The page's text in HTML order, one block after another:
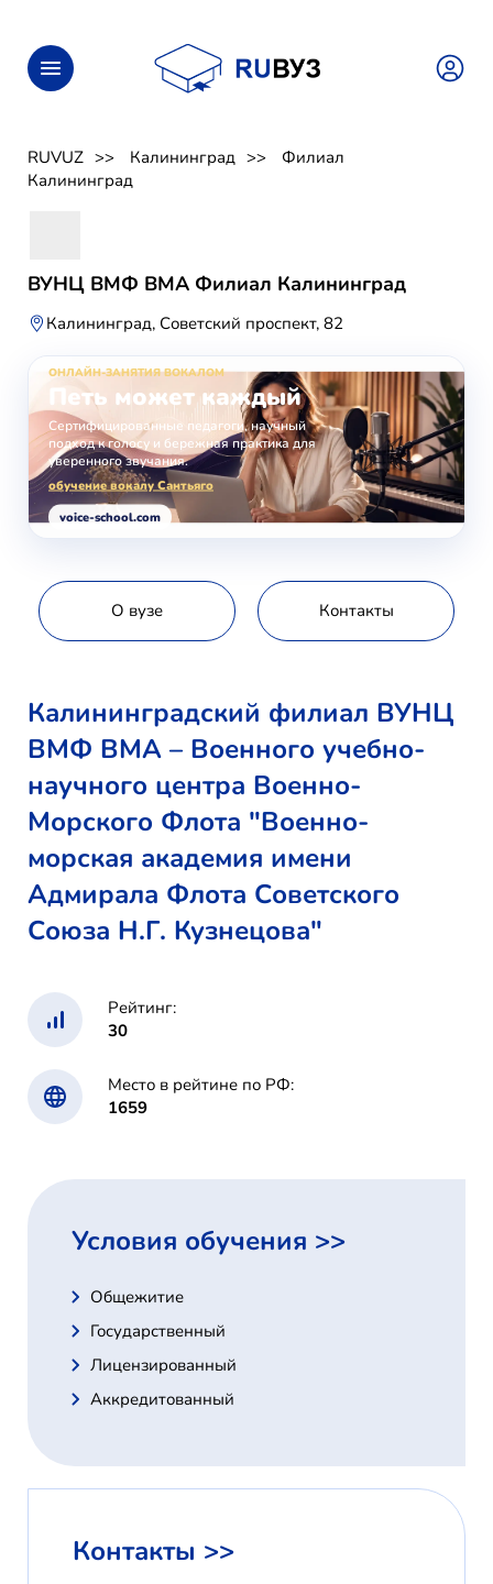
RUVUZ Калининград
Филиал
Калининград
ВУНЦ ВМФ ВМА Филиал Калининград
Калининград, Советский проспект, 82
ОНЛАЙН-ЗАНЯТИЯ ВОКАЛОМ
Петь может каждый
Сертифицированные педагоги, научный
подход к голосу и бережная практика для
уверенного звучания.
обучение вокалу Сантьяго
voice-school.com
О вузе Контакты
Калининградский филиал ВУНЦ
ВМФ ВМА – Военного учебно-
научного центра Военно-
Морского Флота "Военно-
морская академия имени
Адмирала Флота Советского
Союза Н.Г. Кузнецова"
Рейтинг:
30
Место в рейтине по РФ:
1659
Условия обучения >>
Общежитие
Государственный
Лицензированный
Аккредитованный
Контакты >>